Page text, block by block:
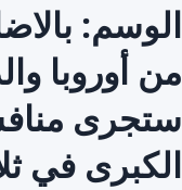
الوسم:
من أوروبا
ستجرى
الكبرى في